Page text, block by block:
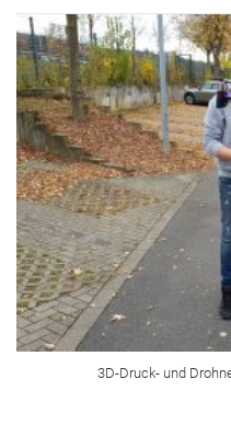
3D-Druck- und